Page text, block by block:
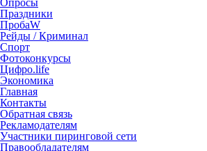
Опросы
Праздники
ПробаW
Рейды / Криминал
Спорт
Фотоконкурсы
Цифро.life
Экономика
Главная
Контакты
Обратная связь
Рекламодателям
Участники пиринговой сети
Правообладателям